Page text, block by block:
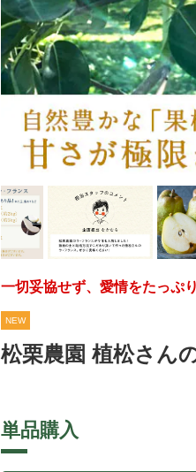
一切妥協せず、愛情をたっぷ
NEW
松栗農園 植松さん
単品購入